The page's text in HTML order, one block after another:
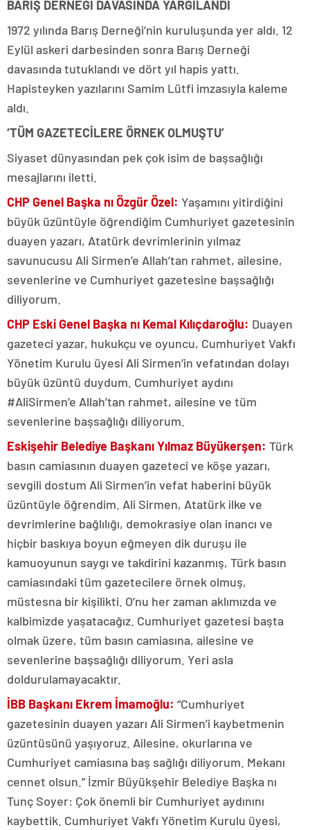
BARIŞ DERNEĞİ DAVASINDA YARGILANDI
1972 yılında Barış Derneği’nin kuruluşunda yer aldı. 12
Eylül askeri darbesinden sonra Barış Derneği
davasında tutuklandı ve dört yıl hapis yattı.
Hapisteyken yazılarını Samim Lütfi imzasıyla kaleme
aldı.
‘TÜM GAZETECİLERE ÖRNEK OLMUŞTU’
Siyaset dünyasından pek çok isim de başsağlığı
mesajlarını iletti.
CHP Genel Başka nı Özgür Özel: Yaşamını yitirdiğini
büyük üzüntüyle öğrendiğim Cumhuriyet gazetesinin
duayen yazarı, Atatürk devrimlerinin yılmaz
savunucusu Ali Sirmen’e Allah’tan rahmet, ailesine,
sevenlerine ve Cumhuriyet gazetesine başsağlığı
diliyorum.
CHP Eski Genel Başka nı Kemal Kılıçdaroğlu: Duayen
gazeteci yazar, hukukçu ve oyuncu, Cumhuriyet Vakfı
Yönetim Kurulu üyesi Ali Sirmen’in vefatından dolayı
büyük üzüntü duydum. Cumhuriyet aydını
#AliSirmen’e Allah’tan rahmet, ailesine ve tüm
sevenlerine başsağlığı diliyorum.
Eskişehir Belediye Başkanı Yılmaz Büyükerşen: Türk
basın camiasının duayen gazeteci ve köşe yazarı,
sevgili dostum Ali Sirmen’in vefat haberini büyük
üzüntüyle öğrendim. Ali Sirmen, Atatürk ilke ve
devrimlerine bağlılığı, demokrasiye olan inancı ve
hiçbir baskıya boyun eğmeyen dik duruşu ile
kamuoyunun saygı ve takdirini kazanmış, Türk basın
camiasındaki tüm gazetecilere örnek olmuş,
müstesna bir kişilikti. O’nu her zaman aklımızda ve
kalbimizde yaşatacağız. Cumhuriyet gazetesi başta
olmak üzere, tüm basın camiasına, ailesine ve
sevenlerine başsağlığı diliyorum. Yeri asla
doldurulamayacaktır.
İBB Başkanı Ekrem İmamoğlu: “Cumhuriyet
gazetesinin duayen yazarı Ali Sirmen’i kaybetmenin
üzüntüsünü yaşıyoruz. Ailesine, okurlarına ve
Cumhuriyet camiasına baş sağlığı diliyorum. Mekanı
cennet olsun.” İzmir Büyükşehir Belediye Başka nı
Tunç Soyer: Çok önemli bir Cumhuriyet aydınını
kaybettik. Cumhuriyet Vakfı Yönetim Kurulu üyesi,